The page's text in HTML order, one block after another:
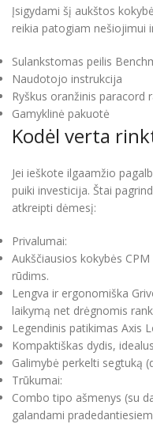
Įsigydami šį aukštos
reikia patogiam nešiojimui
Sulankstomas peilis
Naudotojo instrukcija
Ryškus oranžinis paracord
Gamyklinė pakuotė
Kodėl verta
Jei ieškote ilgaamžio
puiki investicija. Štai
atkreipti dėmesį:
Privalumai:
Aukščiausios kokybės
rūdims.
Lengva ir ergonomiška
laikymą net drėgnomis
Legendinis patikimas Axis
Kompaktiškas dydis,
Galimybė perkelti segtuką
Trūkumai:
Combo tipo ašmenys (su
galandami